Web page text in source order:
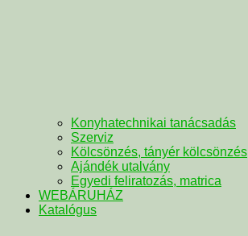
Konyhatechnikai tanácsadás
Szerviz
Kölcsönzés, tányér kölcsönzés
Ajándék utalvány
Egyedi feliratozás, matrica
WEBÁRUHÁZ
Katalógus